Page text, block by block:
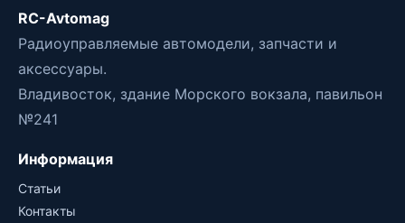
RC-Avtomag
Радиоуправляемые автомодели, запчасти и
аксессуары.
Владивосток, здание Морского вокзала, павильон
№241
Информация
Статьи
Контакты